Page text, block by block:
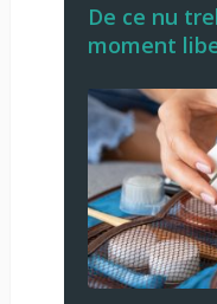
De ce nu
moment